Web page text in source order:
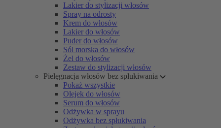
Lakier do stylizacji włosów
Spray na odrosty
Krem do włosów
Lakier do włosów
Puder do włosów
Sól morska do włosów
Żel do włosów
Zestaw do stylizacji włosów
Pielęgnacja włosów bez spłukiwania
Pokaż wszystkie
Olejek do włosów
Serum do włosów
Odżywka w sprayu
Odżywka bez spłukiwania